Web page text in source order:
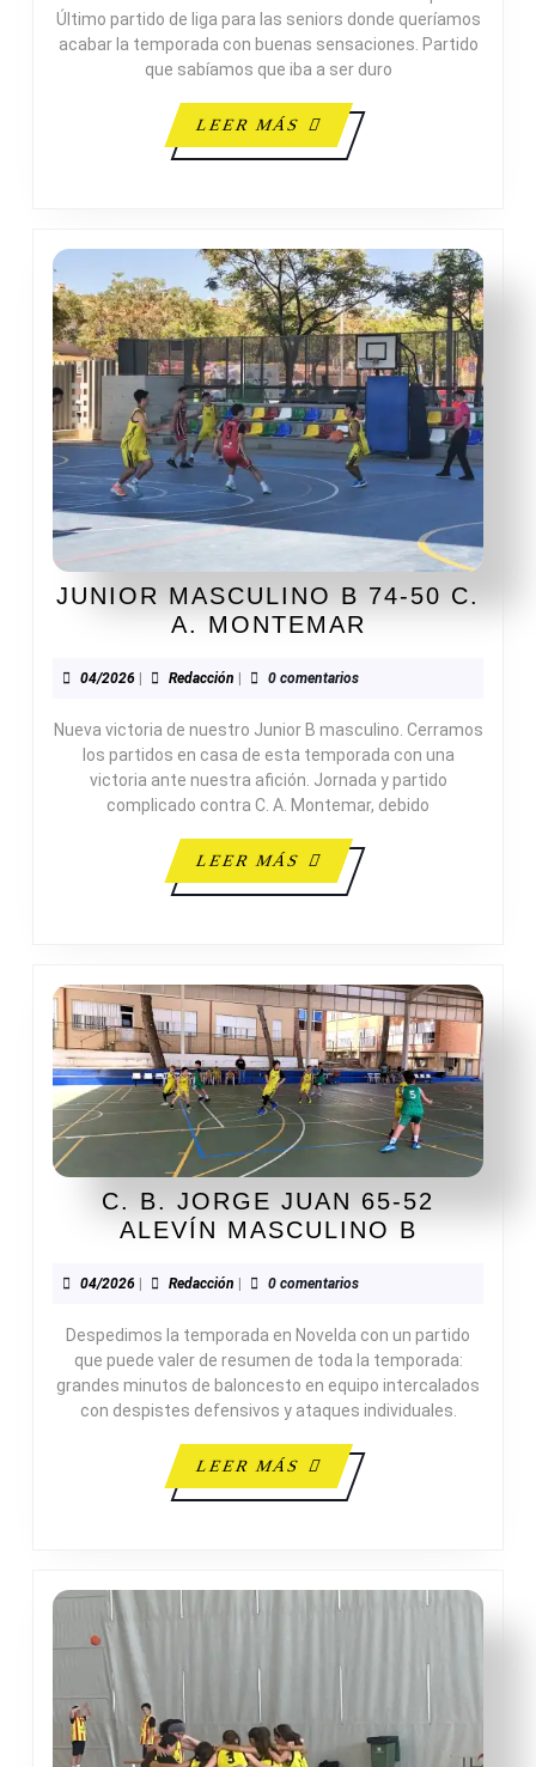
C.B.
CAMPELLO
Último partido de liga para las seniors donde queríamos
acabar la temporada con buenas sensaciones. Partido
que sabíamos que iba a ser duro
LEER MÁS
LEER
MÁS
JUNIOR MASCULINO B 74-50 C.
A. MONTEMAR
50
C.
A.
04/202604/2026RedacciónRedacción0 comentarios
Nueva victoria de nuestro Junior B masculino. Cerramos
los partidos en casa de esta temporada con una
victoria ante nuestra afición. Jornada y partido
complicado contra C. A. Montemar, debido
LEER MÁS
LEER
MÁS
C. B. JORGE JUAN 65-52
ALEVÍN MASCULINO B
65-
52
ALEVÍN
04/202604/2026RedacciónRedacción0 comentarios
Despedimos la temporada en Novelda con un partido
que puede valer de resumen de toda la temporada:
grandes minutos de baloncesto en equipo intercalados
con despistes defensivos y ataques individuales.
LEER MÁS
LEER
MÁS